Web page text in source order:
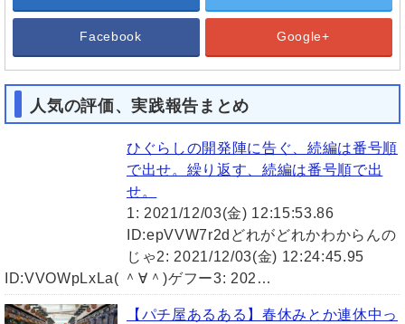
Facebook Google+
人気の評価、実践報告まとめ
ひぐらしの開発陣に告ぐ、続編は番号順
で出せ。繰り返す、続編は番号順で出
せ。
1: 2021/12/03(金) 12:15:53.86
ID:epVVW7r2dどれがどれかわからんの
じゃ2: 2021/12/03(金) 12:24:45.95
ID:VVOWpLxLa( ＾∀＾)ゲフー3: 202…
【パチ屋あるある】春休みとか連休中っ